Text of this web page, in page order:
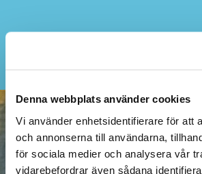
Denna webbplats använder cookies
Vi använder enhetsidentifierare för att
och annonserna till användarna,
för sociala medier och analysera vår
vidarebefordrar även sådana